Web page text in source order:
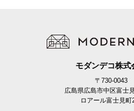
モダンデコ株式
〒730-0043
広島県広島市中区富士
ロアール富士見町